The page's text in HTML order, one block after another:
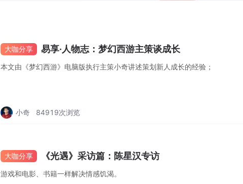
大咖分享 易享·人物志：梦幻西游主策谈成长
本文由《梦幻西游》电脑版执行主策小奇讲述策划新人成长的经验；
小奇 84919次浏览
大咖分享 《光遇》采访篇：陈星汉专访
游戏和电影、书籍一样解决情感饥渴。